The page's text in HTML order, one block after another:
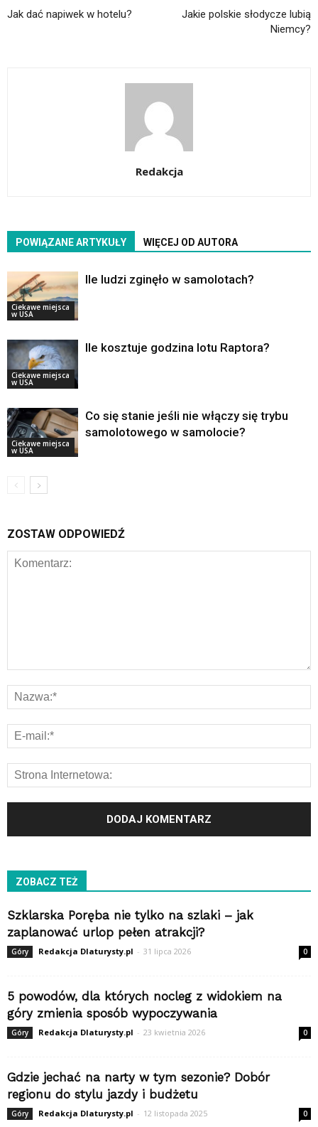
Jak dać napiwek w hotelu?
Jakie polskie słodycze lubią
Niemcy?
Redakcja
POWIĄZANE ARTYKUŁY WIĘCEJ OD AUTORA
Ciekawe miejsca
w USA
Ile ludzi zginęło w samolotach?
Ciekawe miejsca
w USA
Ile kosztuje godzina lotu Raptora?
Ciekawe miejsca
w USA
Co się stanie jeśli nie włączy się trybu
samolotowego w samolocie?
ZOSTAW ODPOWIEDŹ
ZOBACZ TEŻ
Szklarska Poręba nie tylko na szlaki – jak
zaplanować urlop pełen atrakcji?
Góry Redakcja Dlaturysty.pl - 31 lipca 2026 0
5 powodów, dla których nocleg z widokiem na
góry zmienia sposób wypoczywania
Góry Redakcja Dlaturysty.pl - 23 kwietnia 2026 0
Gdzie jechać na narty w tym sezonie? Dobór
regionu do stylu jazdy i budżetu
Góry Redakcja Dlaturysty.pl - 12 listopada 2025 0